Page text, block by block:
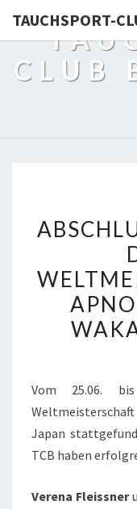
TAUCHSPORT-
CLUB
Vom 25.06.
Japan
TCB haben
Verena Fleissner